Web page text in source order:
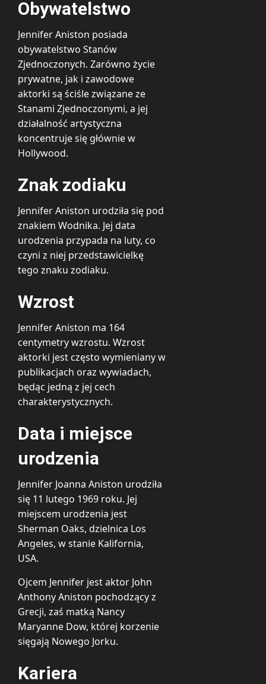
Obywatelstwo
Jennifer Aniston posiada
obywatelstwo Stanów
Zjednoczonych. Zarówno życie
prywatne, jak i zawodowe
aktorki są ściśle związane ze
Stanami Zjednoczonymi, a jej
działalność artystyczna
koncentruje się głównie w
Hollywood.
Znak zodiaku
Jennifer Aniston urodziła się pod
znakiem Wodnika. Jej data
urodzenia przypada na luty, co
czyni z niej przedstawicielkę
tego znaku zodiaku.
Wzrost
Jennifer Aniston ma 164
centymetry wzrostu. Wzrost
aktorki jest często wymieniany w
publikacjach oraz wywiadach,
będąc jedną z jej cech
charakterystycznych.
Data i miejsce
urodzenia
Jennifer Joanna Aniston urodziła
się 11 lutego 1969 roku. Jej
miejscem urodzenia jest
Sherman Oaks, dzielnica Los
Angeles, w stanie Kalifornia,
USA.
Ojcem Jennifer jest aktor John
Anthony Aniston pochodzący z
Grecji, zaś matką Nancy
Maryanne Dow, której korzenie
sięgają Nowego Jorku.
Kariera